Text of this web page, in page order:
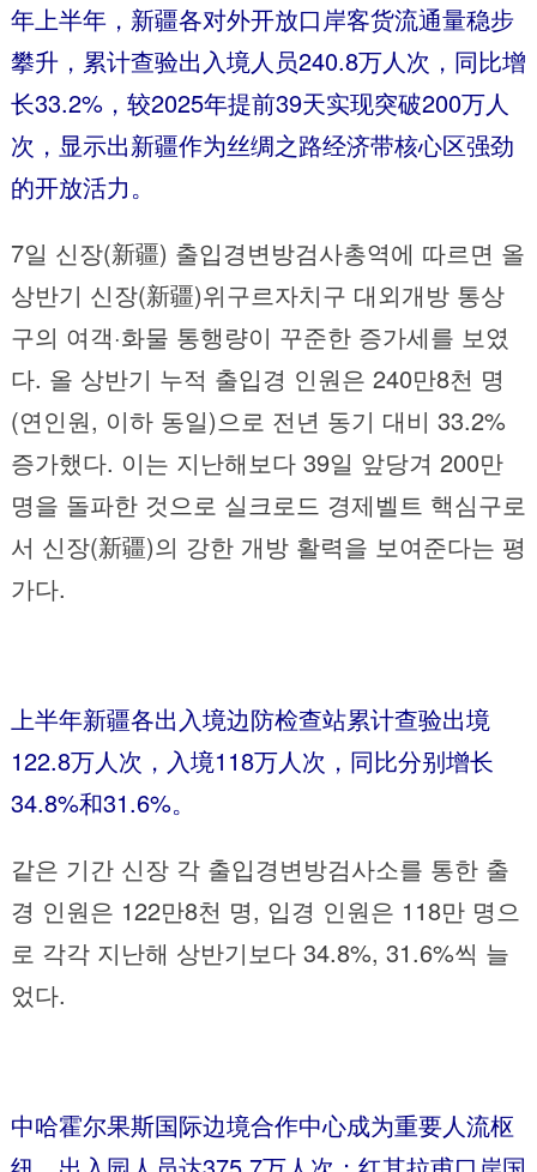
年上半年，新疆各对外开放口岸客货流通量稳步
攀升，累计查验出入境人员240.8万人次，同比增
长33.2%，较2025年提前39天实现突破200万人
次，显示出新疆作为丝绸之路经济带核心区强劲
的开放活力。
7일 신장(新疆) 출입경변방검사총역에 따르면 올
상반기 신장(新疆)위구르자치구 대외개방 통상
구의 여객·화물 통행량이 꾸준한 증가세를 보였
다. 올 상반기 누적 출입경 인원은 240만8천 명
(연인원, 이하 동일)으로 전년 동기 대비 33.2%
증가했다. 이는 지난해보다 39일 앞당겨 200만
명을 돌파한 것으로 실크로드 경제벨트 핵심구로
서 신장(新疆)의 강한 개방 활력을 보여준다는 평
가다.
上半年新疆各出入境边防检查站累计查验出境
122.8万人次，入境118万人次，同比分别增长
34.8%和31.6%。
같은 기간 신장 각 출입경변방검사소를 통한 출
경 인원은 122만8천 명, 입경 인원은 118만 명으
로 각각 지난해 상반기보다 34.8%, 31.6%씩 늘
었다.
中哈霍尔果斯国际边境合作中心成为重要人流枢